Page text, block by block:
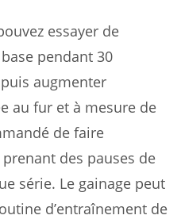
essayer de
pendant 30
augmenter
au fur et à mesure de
de faire
des pauses de
série. Le gainage peut
d’entraînement de